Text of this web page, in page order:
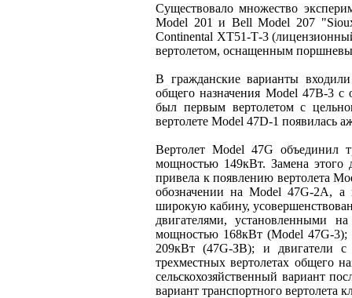
Существовало множество
Model 201 и Bell Model 207
Continental XT51-Т-3
вертолетом, оснащенным
В гражданские варианты
общего назначения Model 47B-3
был первым вертолетом с
вертолете Model 47D-1 появилась
Вертолет Model 47G объединил
мощностью 149кВт. Замена этого
привела к появлению вертолета
обозначении на Model 47G-2A, а
широкую кабину,
двигателями, установленными
мощностью 168кВт (Model 47G-3);
209кВт (47G-ЗВ); и двигатели
трехместных вертолетах общего
сельскохозяйственный вариант
вариант транспортного вертолета